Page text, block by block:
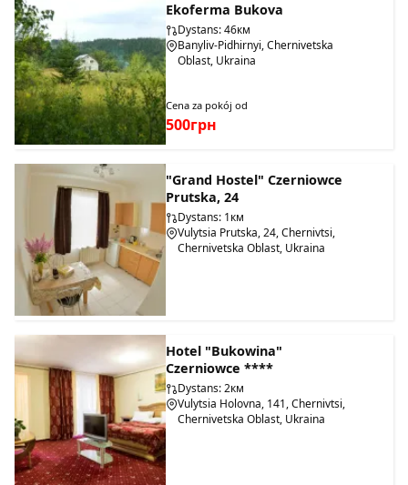
Ekoferma Bukova
Dystans: 46км
Banyliv-Pidhirnyi, Chernivetska
Oblast, Ukraina
Cena za pokój od
500грн
"Grand Hostel" Czerniowce
Prutska, 24
Dystans: 1км
Vulytsia Prutska, 24, Chernivtsi,
Chernivetska Oblast, Ukraina
Hotel "Bukowina"
Czerniowce ****
Dystans: 2км
Vulytsia Holovna, 141, Chernivtsi,
Chernivetska Oblast, Ukraina